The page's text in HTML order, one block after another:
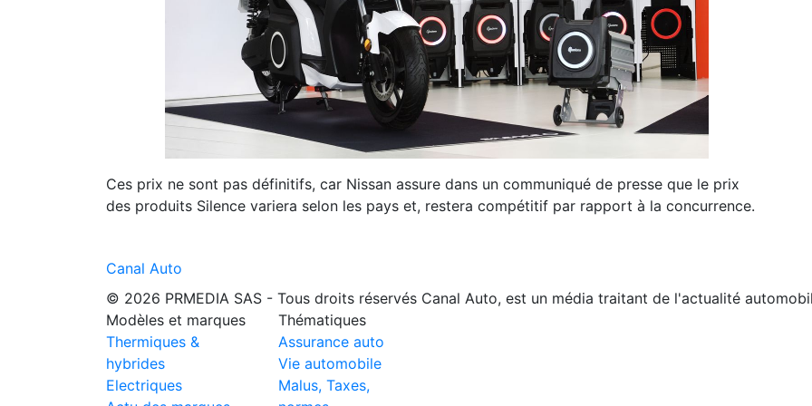
Ces prix ne sont pas définitifs, car Nissan assure dans un communiqué de presse que le prix
des produits Silence variera selon les pays et, restera compétitif par rapport à la concurrence.
Canal Auto
© 2026 PRMEDIA SAS - Tous droits réservés Canal Auto, est un média traitant de l'actualité
Modèles et marques
Thermiques &
hybrides
Electriques
Thématiques
Assurance auto
Vie automobile
Malus, Taxes,